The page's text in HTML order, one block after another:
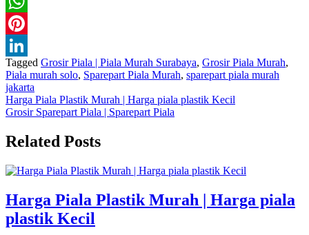
WhatsApp
Pinterest
LinkedIn
Tagged Grosir Piala | Piala Murah Surabaya, Grosir Piala Murah,
Piala murah solo, Sparepart Piala Murah, sparepart piala murah
jakarta
Navigasi
pos
Harga Piala Plastik Murah | Harga piala plastik Kecil
Grosir Sparepart Piala | Sparepart Piala
Related Posts
Harga Piala Plastik Murah | Harga piala
plastik Kecil